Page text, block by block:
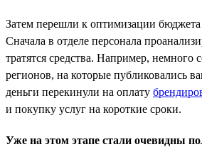
Затем перешли к оптимизации бюджета
Сначала в отделе персонала
тратятся средства. Например, немного
регионов, на которые публиковались
деньги перекинули на оплату
и покупку услуг на короткие сроки.
Уже на этом этапе стали очевидны